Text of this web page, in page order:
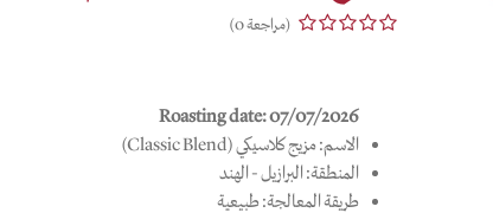
(مراجعة 0)
Roasting date: 07/07/2026
الاسم: مزيج كلاسيكي (Classic Blend)
المنطقة: البرازيل - الهند
طريقة المعالجة: طبيعية